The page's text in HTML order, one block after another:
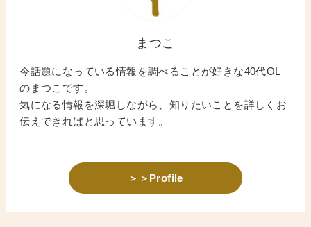
まつこ
今話題になっている情報を調べることが好きな40代OL
のまつこです。
気になる情報を深堀しながら、知りたいことを詳しくお
伝えできればと思っています。
＞＞Profile